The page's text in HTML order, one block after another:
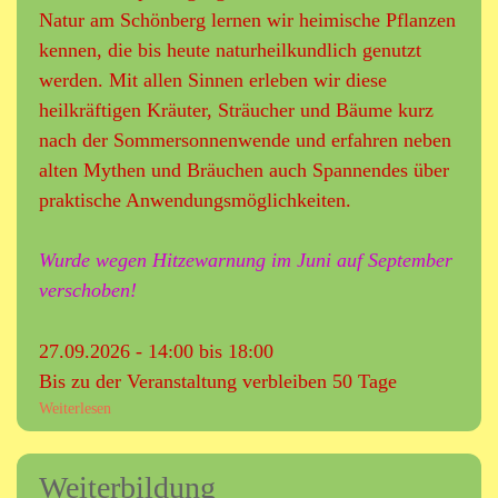
R
A
U
U
N
-
z
i
K
r
v
r
m
i
Natur am Schönberg lernen wir heimische Pflanzen
kennen, die bis heute naturheilkundlich genutzt
werden. Mit allen Sinnen erleben wir diese
heilkräftigen Kräuter, Sträucher und Bäume kurz
nach der Sommersonnenwende und erfahren neben
alten Mythen und Bräuchen auch Spannendes über
praktische Anwendungsmöglichkeiten.
Wurde wegen Hitzewarnung im Juni auf September
verschoben!
27.09.2026 - 14:00 bis 18:00
Bis zu der Veranstaltung verbleiben 50 Tage
Weiterlesen
b
e
Weiterbildung